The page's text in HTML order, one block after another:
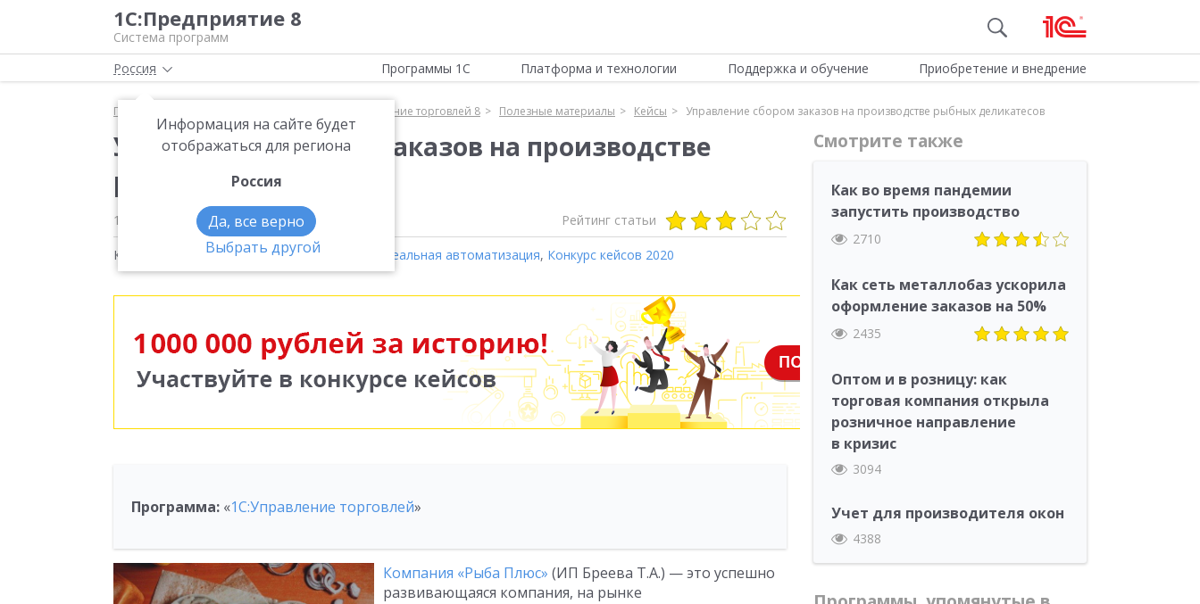
1С:Предприятие 8
Система программ
Россия
Информация на сайте будет
отображаться для региона
Россия
Да, все верно
Выбрать другой
Программы 1С Платформа и технологии Поддержка и обучение Приобретение и внедрение
Главная 1С:Управление торговлей 8 Полезные материалы Кейсы Управление сбором заказов на производстве рыбных деликатесов
Управление сбором заказов на производстве
рыбных деликатесов
15 декабря 2020 2645 Рейтинг статьи
Кейсы на тему:1С:Управление торговлей 8 Реальная автоматизация, Конкурс кейсов 2020
Программа: «1С:Управление торговлей»
Компания «Рыба Плюс» (ИП Бреева Т.А.) — это успешно
развивающаяся компания, на рынке
Смотрите также
Как во время пандемии
запустить производство
2710
Как сеть металлобаз ускорила
оформление заказов на 50%
2435
Оптом и в розницу: как
торговая компания открыла
розничное направление
в кризис
3094
Учет для производителя окон
4388